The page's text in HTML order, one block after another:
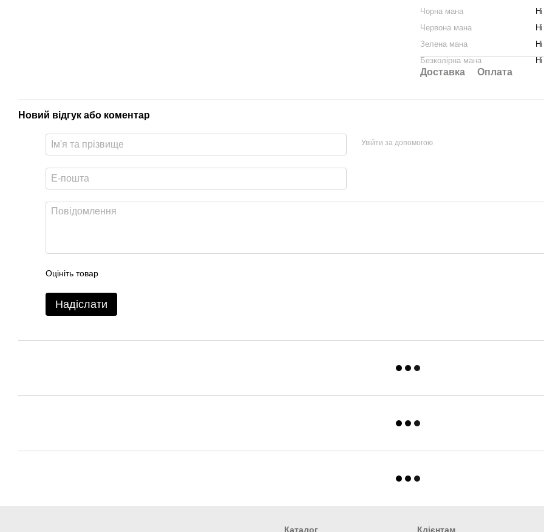
Чорна мана
Ні
Червона мана
Ні
Зелена мана
Ні
Безколірна мана
Ні
Доставка Оплата
Новий відгук або коментар
Увійти за допомогою
Оцініть товар
Надіслати
Каталог Клієнтам